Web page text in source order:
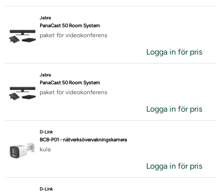
Jabra
PanaCast 50 Room System
paket för videokonferens
Logga in för pris
Jabra
PanaCast 50 Room System
paket för videokonferens
Logga in för pris
D-Link
BCB-P01 - nätverksövervakningskamera
kula
Logga in för pris
D-Link